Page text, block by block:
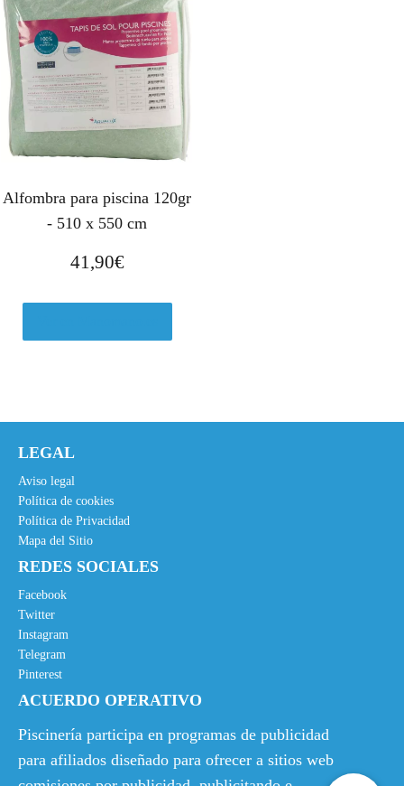
Alfombra para piscina 120gr
- 510 x 550 cm
41,90€
LEGAL
Aviso legal
Política de cookies
Política de Privacidad
Mapa del Sitio
REDES SOCIALES
Facebook
Twitter
Instagram
Telegram
Pinterest
ACUERDO OPERATIVO
Piscinería participa en programas de publicidad
para afiliados diseñado para ofrecer a sitios web